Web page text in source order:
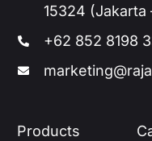
15324 (Jakarta
+62 852 8198
Products